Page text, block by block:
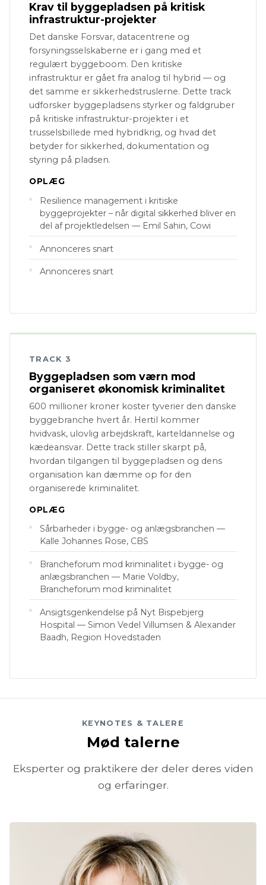
Krav til byggepladsen på kritisk
infrastruktur-projekter
Det danske Forsvar, datacentrene og
forsyningsselskaberne er i gang med et
regulært byggeboom. Den kritiske
infrastruktur er gået fra analog til hybrid — og
det samme er sikkerhedstruslerne. Dette track
udforsker byggepladsens styrker og faldgruber
på kritiske infrastruktur-projekter i et
trusselsbillede med hybridkrig, og hvad det
betyder for sikkerhed, dokumentation og
styring på pladsen.
OPLÆG
Resilience management i kritiske
byggeprojekter – når digital sikkerhed bliver en
del af projektledelsen — Emil Sahin, Cowi
Annonceres snart
Annonceres snart
TRACK 3
Byggepladsen som værn mod
organiseret økonomisk kriminalitet
600 millioner kroner koster tyverier den danske
byggebranche hvert år. Hertil kommer
hvidvask, ulovlig arbejdskraft, karteldannelse og
kædeansvar. Dette track stiller skarpt på,
hvordan tilgangen til byggepladsen og dens
organisation kan dæmme op for den
organiserede kriminalitet.
OPLÆG
Sårbarheder i bygge- og anlægsbranchen —
Kalle Johannes Rose, CBS
Brancheforum mod kriminalitet i bygge- og
anlægsbranchen — Marie Voldby,
Brancheforum mod kriminalitet
Ansigtsgenkendelse på Nyt Bispebjerg
Hospital — Simon Vedel Villumsen & Alexander
Baadh, Region Hovedstaden
KEYNOTES & TALERE
Mød talerne
Eksperter og praktikere der deler deres viden
og erfaringer.